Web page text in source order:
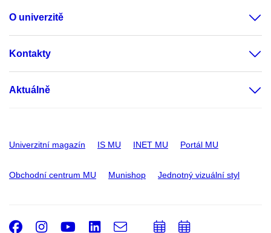
O univerzitě
Kontakty
Aktuálně
Univerzitní magazín IS MU INET MU Portál MU
Obchodní centrum MU Munishop Jednotný vizuální styl
Facebook
Instagram
Youtube
LinkedIn
e-
PřidatPřidat